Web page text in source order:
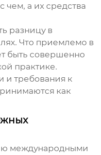
чем, а их средства
разницу в
Что приемлемо в
быть совершенно
практике.
и требования к
как
международными